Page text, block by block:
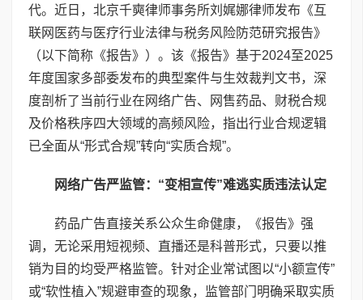
代。近日，北京千奭律师事务所刘娓娜律师发布《互
联网医药与医疗行业法律与税务风险防范研究报告》
（以下简称《报告》）。该《报告》基于2024至2025
年度国家多部委发布的典型案件与生效裁判文书，深
度剖析了当前行业在网络广告、网售药品、财税合规
及价格秩序四大领域的高频风险，指出行业合规逻辑
已全面从“形式合规”转向“实质合规”。
网络广告严监管：“变相宣传”难逃实质违法认定
药品广告直接关系公众生命健康，《报告》强
调，无论采用短视频、直播还是科普形式，只要以推
销为目的均受严格监管。针对企业常试图以“小额宣传”
或“软性植入”规避审查的现象，监管部门明确采取实质